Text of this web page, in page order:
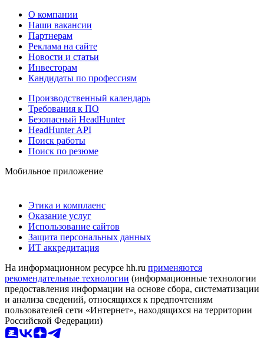
О компании
Наши вакансии
Партнерам
Реклама на сайте
Новости и статьи
Инвесторам
Кандидаты по профессиям
Производственный календарь
Требования к ПО
Безопасный HeadHunter
HeadHunter API
Поиск работы
Поиск по резюме
Мобильное приложение
Этика и комплаенс
Оказание услуг
Использование сайтов
Защита персональных данных
ИТ аккредитация
На информационном ресурсе hh.ru применяются
рекомендательные технологии (информационные технологии
предоставления информации на основе сбора, систематизации
и анализа сведений, относящихся к предпочтениям
пользователей сети «Интернет», находящихся на территории
Российской Федерации)